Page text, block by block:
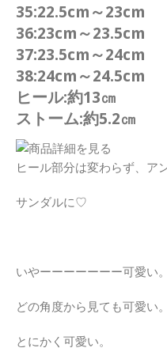
35:22.5cm～23cm
36:23cm～23.5cm
37:23.5cm～24cm
38:24cm～24.5cm
ヒール:約13㎝
ストーム:約5.2㎝
ヒール部分は変わらず、ア
サンダルに♡
いやーーーーーーー可愛い。
どの角度から見ても可愛い。
とにかく可愛い。